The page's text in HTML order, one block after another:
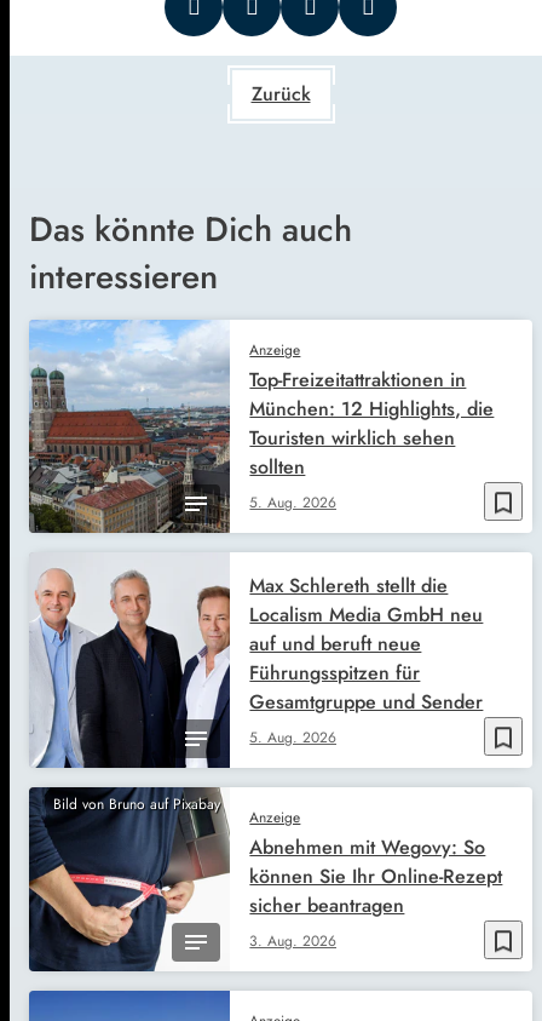
Zurück
Das könnte Dich auch
interessieren
bookmark_border
Anzeige
5. Aug. 2026
Top-Freizeitattraktionen in
München: 12 Highlights, die
Touristen wirklich sehen
sollten
bookmark_border
5. Aug. 2026
Max Schlereth stellt die
Localism Media GmbH neu
auf und beruft neue
Führungsspitzen für
Gesamtgruppe und Sender
Bild von Bruno auf Pixabay
bookmark_border
Anzeige
3. Aug. 2026
Abnehmen mit Wegovy: So
können Sie Ihr Online-Rezept
sicher beantragen